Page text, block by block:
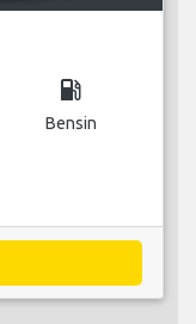
local_gas_station
Bensin